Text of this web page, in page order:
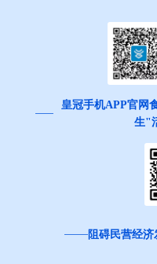
皇冠手机APP官网
生"
阻碍民营经